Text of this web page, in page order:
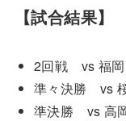
【試合結果】
2回戦 vs
準々決勝 vs
準決勝 vs 高